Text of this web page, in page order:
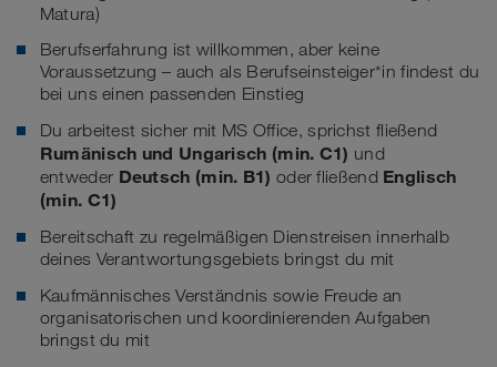
Matura)
Berufserfahrung ist willkommen, aber keine
Voraussetzung – auch als Berufseinsteiger*in findest du
bei uns einen passenden Einstieg
Du arbeitest sicher mit MS Office, sprichst fließend
Rumänisch und Ungarisch (min. C1) und
entweder Deutsch (min. B1) oder fließend Englisch
(min. C1)
Bereitschaft zu regelmäßigen Dienstreisen innerhalb
deines Verantwortungsgebiets bringst du mit
Kaufmännisches Verständnis sowie Freude an
organisatorischen und koordinierenden Aufgaben
bringst du mit